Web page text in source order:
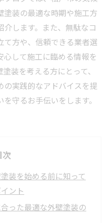
塗装の最適な時期や施工方
します。また、無駄なコ
て方や、信頼できる業者選
して施工に臨める情報を
装を考える方にとって、
の実践的なアドバイスを提
守るお手伝いをします。
次
装を始める前に知って
ント
った最適な外壁塗装の